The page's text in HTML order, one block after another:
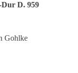
D. 959
Gohlke